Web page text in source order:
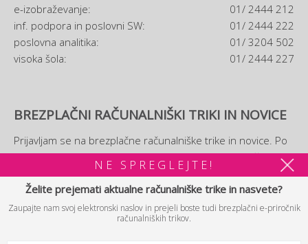
e-izobraževanje:
01/ 2444 212
inf. podpora in poslovni SW:
01/ 2444 222
poslovna analitika:
01/ 3204 502
visoka šola:
01/ 2444 227
BREZPLAČNI RAČUNALNIŠKI TRIKI IN NOVICE
Prijavljam se na brezplačne računalniške trike in novice. Po
prijavi si boste lahko ogledali tudi brezplačnie-priročnik
računalniških trikov.
PRIJAVA
NE SPREGLEJTE!
Želite prejemati aktualne računalniške trike in nasvete?
Zaupajte nam svoj elektronski naslov in prejeli boste tudi brezplačni e-priročnik
računalniških trikov.